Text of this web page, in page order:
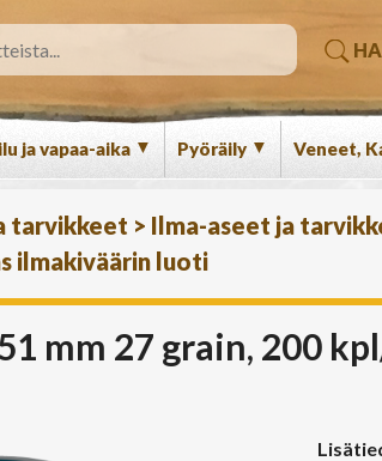
ja vapaa-aika ▼ Pyöräily ▼ Veneet,
tarvikkeet > Ilma-aseet ja
ilmakiväärin luoti
mm 27 grain, 200